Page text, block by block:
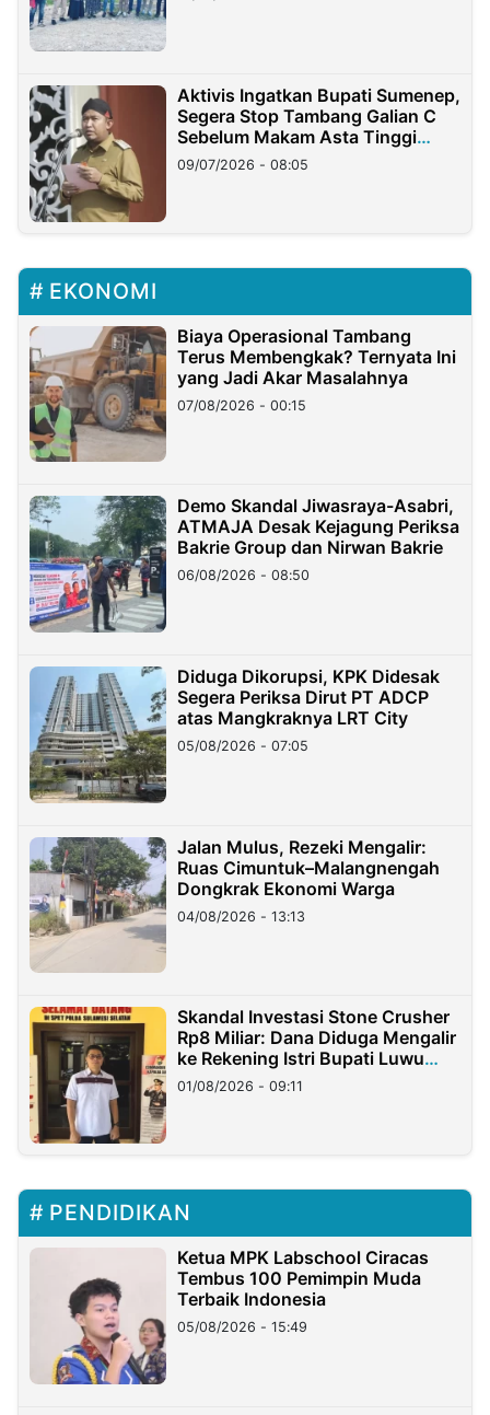
Aktivis Ingatkan Bupati Sumenep,
Segera Stop Tambang Galian C
Sebelum Makam Asta Tinggi
Longsor
09/07/2026 - 08:05
EKONOMI
Biaya Operasional Tambang
Terus Membengkak? Ternyata Ini
yang Jadi Akar Masalahnya
07/08/2026 - 00:15
Demo Skandal Jiwasraya-Asabri,
ATMAJA Desak Kejagung Periksa
Bakrie Group dan Nirwan Bakrie
06/08/2026 - 08:50
Diduga Dikorupsi, KPK Didesak
Segera Periksa Dirut PT ADCP
atas Mangkraknya LRT City
05/08/2026 - 07:05
Jalan Mulus, Rezeki Mengalir:
Ruas Cimuntuk–Malangnengah
Dongkrak Ekonomi Warga
04/08/2026 - 13:13
Skandal Investasi Stone Crusher
Rp8 Miliar: Dana Diduga Mengalir
ke Rekening Istri Bupati Luwu
Timur
01/08/2026 - 09:11
PENDIDIKAN
Ketua MPK Labschool Ciracas
Tembus 100 Pemimpin Muda
Terbaik Indonesia
05/08/2026 - 15:49